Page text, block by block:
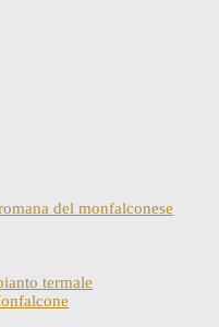
del monfalconese
termale